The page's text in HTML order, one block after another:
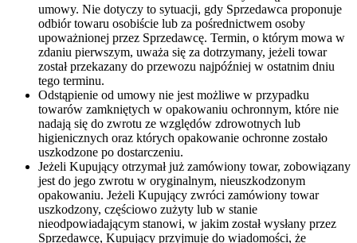
umowy. Nie dotyczy to sytuacji, gdy Sprzedawca proponuje
odbiór towaru osobiście lub za pośrednictwem osoby
upoważnionej przez Sprzedawcę. Termin, o którym mowa w
zdaniu pierwszym, uważa się za dotrzymany, jeżeli towar
został przekazany do przewozu najpóźniej w ostatnim dniu
tego terminu.
Odstąpienie od umowy nie jest możliwe w przypadku
towarów zamkniętych w opakowaniu ochronnym, które nie
nadają się do zwrotu ze względów zdrowotnych lub
higienicznych oraz których opakowanie ochronne zostało
uszkodzone po dostarczeniu.
Jeżeli Kupujący otrzymał już zamówiony towar, zobowiązany
jest do jego zwrotu w oryginalnym, nieuszkodzonym
opakowaniu. Jeżeli Kupujący zwróci zamówiony towar
uszkodzony, częściowo zużyty lub w stanie
nieodpowiadającym stanowi, w jakim został wysłany przez
Sprzedawcę, Kupujący przyjmuje do wiadomości, że